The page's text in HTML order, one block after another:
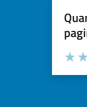
Valuta